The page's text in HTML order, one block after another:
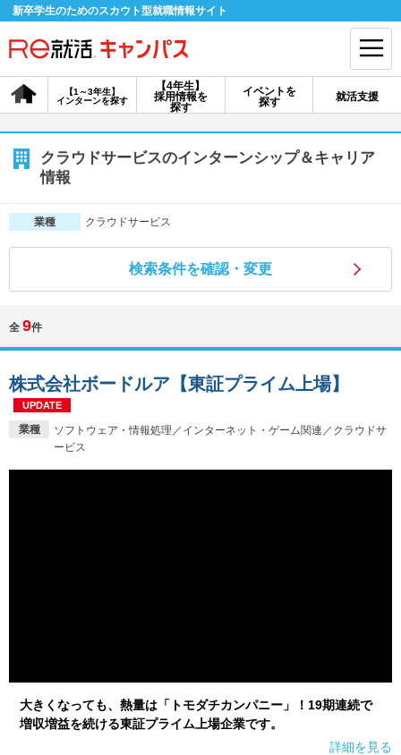
新卒学生のためのスカウト型就職情報サイト
【4年生】
採用情報を
探す
【1～3年生】
インターンを探す
イベントを
探す
就活支援
会員登録 ログイン
会員ID・パスワードを忘れた方はこちら
説明会を探す
インターンを探す
イベントを探す
就活ノウハウ・サポート
就活支援 就活コラム
クラウドサービスのインターンシップ＆キャリア
情報
業種 クラウドサービス
検索条件を確認・変更
全 9件
業種
ソフトウェア・情報処理／インターネット・ゲーム関連／クラウドサ
ービス
株式会社ボードルア【東証プライム上場】
UPDATE
大きくなっても、熱量は「トモダチカンパニー」！19期連続で
増収増益を続ける東証プライム上場企業です。
詳細を見る